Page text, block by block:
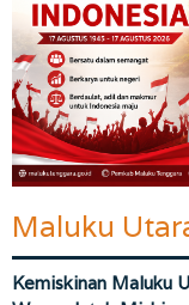
Maluku
Kemiskinan Maluku